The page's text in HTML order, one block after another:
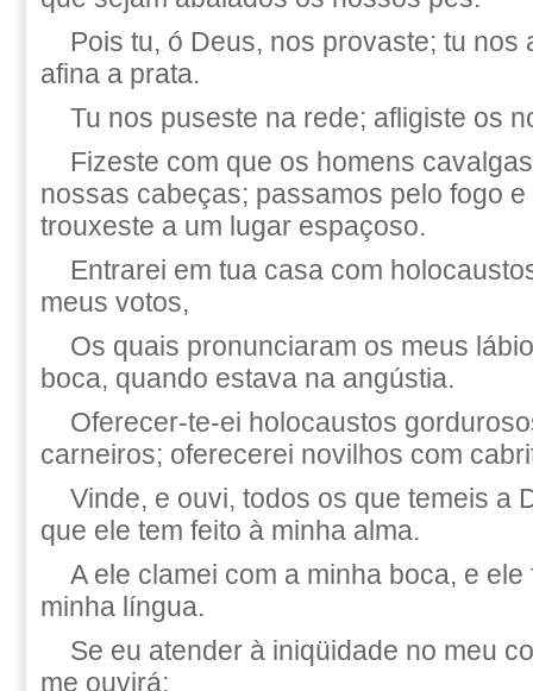
Pois tu, ó Deus, nos provaste; tu nos
afina a prata.
Tu nos puseste na rede; afligiste os
Fizeste com que os homens
nossas cabeças; passamos pelo fogo
trouxeste a um lugar espaçoso.
Entrarei em tua casa com
meus votos,
Os quais pronunciaram os meus
boca, quando estava na angústia.
Oferecer-te-ei holocaustos
carneiros; oferecerei novilhos com
Vinde, e ouvi, todos os que temeis a
que ele tem feito à minha alma.
A ele clamei com a minha boca, e
minha língua.
Se eu atender à iniqüidade no meu
me ouvirá;